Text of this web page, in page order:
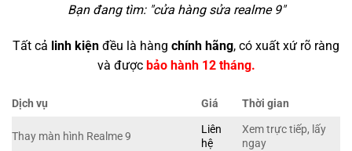
Bạn đang tìm: "cửa hàng sửa realme 9"
Tất cả linh kiện đều là hàng chính hãng, có xuất xứ rõ ràng
và được bảo hành 12 tháng.
Dịch vụ Giá Thời gian
Thay màn hình Realme 9
Liên
hệ
Xem trực tiếp, lấy
ngay